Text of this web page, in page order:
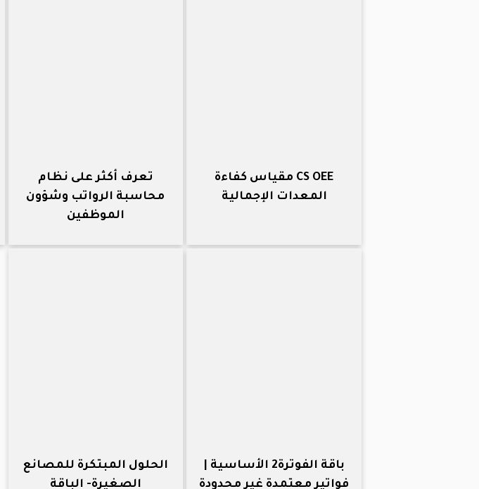
CS OEE مقياس كفاءة
المعدات الإجمالية
تعرف أكثر على نظام
محاسبة الرواتب وشؤون
الموظفين
باقة الفوترة2 الأساسية |
فواتير معتمدة غير محدودة
الحلول المبتكرة للمصانع
الصغيرة- الباقة